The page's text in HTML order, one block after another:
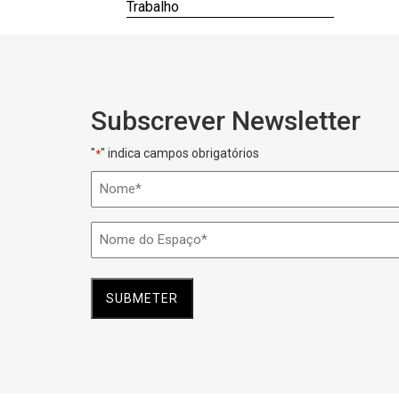
Trabalho
Subscrever Newsletter
"*" indica campos obrigatórios
Nome
Nome
do